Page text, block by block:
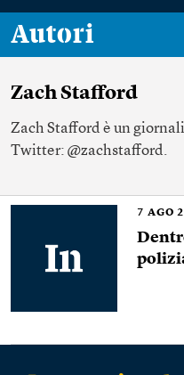
Autori
Zach Stafford
Zach Stafford è un
Twitter: @zachstafford.
7 AGO